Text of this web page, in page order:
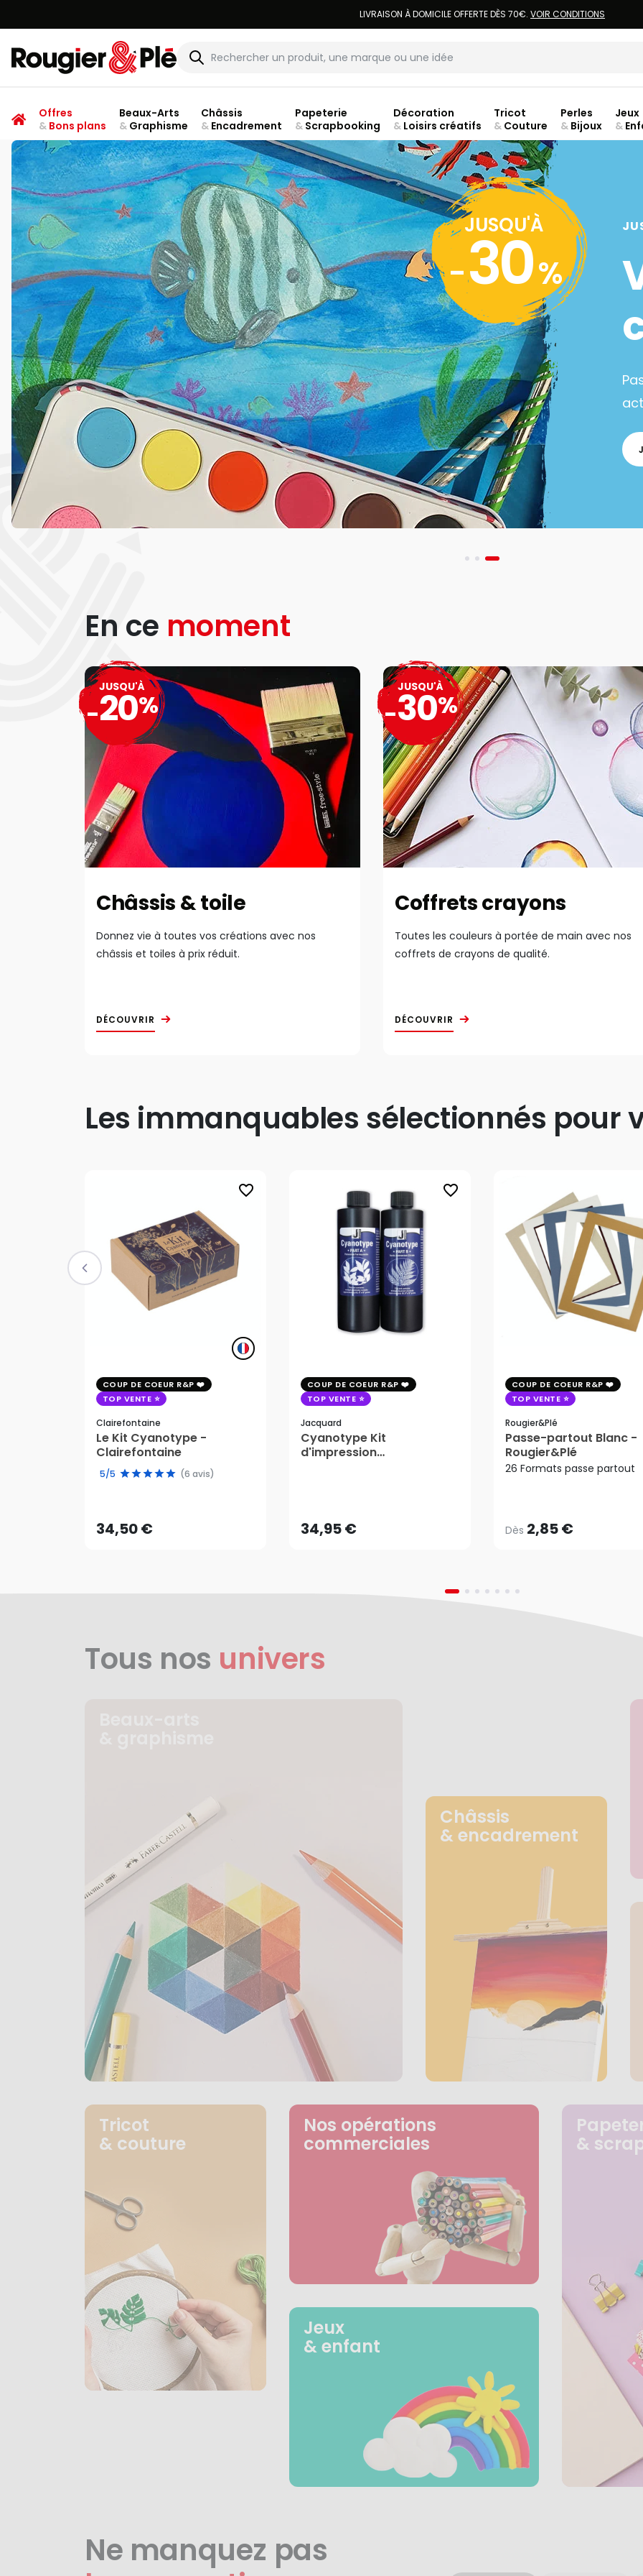
LIVRAISON À DOMICILE OFFERTE DÈS 70€. VOIR CONDITIONS
Rougier & Plé
Offres
&Bons plans
Beaux-Arts
&Graphisme
Châssis
&Encadrement
Papeterie
&Scrapbooking
Décoration
&Loisirs créatifs
Tricot
& Couture
Perles
& Bijoux
Jeux
&
JUSQU'À
-30%
En ce moment
Châssis & toile
Donnez vie à toutes vos créations avec nos
châssis et toiles à prix réduit.
DÉCOUVRIR
JUSQU'À
-20%
Coffrets crayons
Toutes les couleurs à portée de main avec nos
coffrets de crayons de qualité.
DÉCOUVRIR
JUSQU'À
-30%
Les immanquables sélectionnés pour
favorite_border
COUP DE COEUR R&P
TOP VENTE
Clairefontaine
Le Kit Cyanotype -
Clairefontaine
5/5 (6 avis)
34,50 €AJOUTER AU PANIER
favorite_border
COUP DE COEUR R&P
TOP VENTE
Jacquard
Cyanotype Kit
d'impression
34,95 €AJOUTER AU PANIER
COUP DE COEUR R&P
TOP VENTE
Rougier&plé
Passe-partout Blanc -
Rougier&Plé
26 Formats passe partout
Dès 2,85 €
2,85 €
Tous nos univers
Châssis
& encadrement
Tricot
& couture
Nos opérations
commerciales
Jeux
& enfant
&
Ne manquez pas